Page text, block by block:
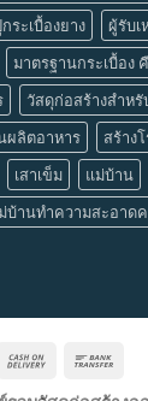
ระเบื้องยาง
ผู้รับเ
มาตรฐานกระเบื้อง
วัสดุก่อสร้างสำหรั
ผลิตอาหาร
สร้าง
เสาเข็ม
แม่บ้าน
บ้านทำความสะอาด
Cash